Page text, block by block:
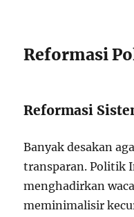
Reformasi
Reformasi
Banyak desakan
transparan. Politik
menghadirkan
meminimalisir